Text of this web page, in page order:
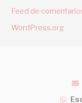
Feed de
WordPress.org